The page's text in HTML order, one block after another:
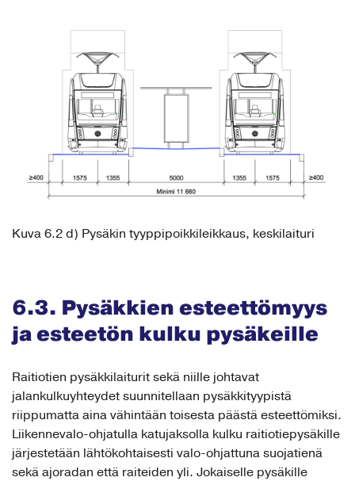
Kuva 6.2 d) Pysäkin tyyppipoikkileikkaus, keskilaituri
6.3. Pysäkkien esteettömyys
ja esteetön kulku pysäkeille
Raitiotien pysäkkilaiturit sekä niille johtavat
jalankulkuyhteydet suunnitellaan pysäkkityypistä
riippumatta aina vähintään toisesta päästä esteettömiksi.
Liikennevalo-ohjatulla katujaksolla kulku raitiotiepysäkille
järjestetään lähtökohtaisesti valo-ohjattuna suojatienä
sekä ajoradan että raiteiden yli. Jokaiselle pysäkille